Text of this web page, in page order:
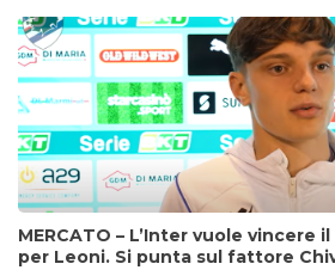
MERCATO – L’Inter vuole vincere
per Leoni. Si punta sul fattore